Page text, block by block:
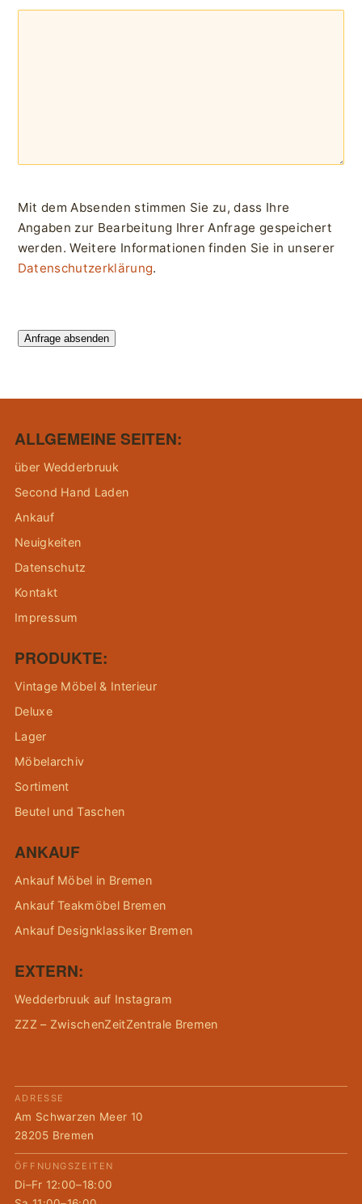
Mit dem Absenden stimmen Sie zu, dass Ihre
Angaben zur Bearbeitung Ihrer Anfrage gespeichert
werden. Weitere Informationen finden Sie in unserer
Datenschutzerklärung.
Anfrage absenden
ALLGEMEINE SEITEN:
über Wedderbruuk
Second Hand Laden
Ankauf
Neuigkeiten
Datenschutz
Kontakt
Impressum
PRODUKTE:
Vintage Möbel & Interieur
Deluxe
Lager
Möbelarchiv
Sortiment
Beutel und Taschen
ANKAUF
Ankauf Möbel in Bremen
Ankauf Teakmöbel Bremen
Ankauf Designklassiker Bremen
EXTERN:
Wedderbruuk auf Instagram
ZZZ – ZwischenZeitZentrale Bremen
ADRESSE
Am Schwarzen Meer 10
28205 Bremen
ÖFFNUNGSZEITEN
Di–Fr 12:00–18:00